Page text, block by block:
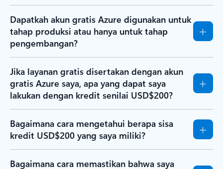
Dapatkah akun gratis Azure digunakan untuk
tahap produksi atau hanya untuk tahap
pengembangan?
Jika layanan gratis disertakan dengan akun
gratis Azure saya, apa yang dapat saya
lakukan dengan kredit senilai USD$200?
Bagaimana cara mengetahui berapa sisa
kredit USD$200 yang saya miliki?
Bagaimana cara memastikan bahwa saya